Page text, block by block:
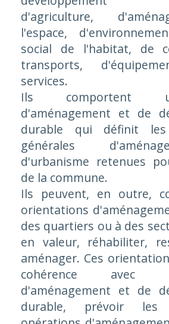
d'agriculture,
l'espace,
social de l'habitat, de
transports,
services.
Ils comportent
d'aménagement et de
durable qui définit les
générales
d'urbanisme retenues
de la commune.
Ils peuvent, en outre,
orientations
des quartiers ou à des
en valeur, réhabiliter,
aménager. Ces
cohérence
d'aménagement et de
durable, prévoir